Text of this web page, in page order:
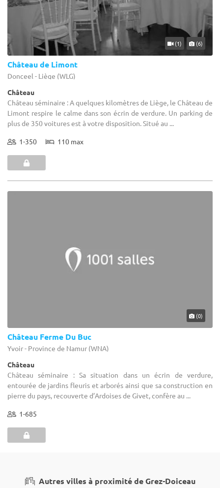
(1) (6)
Château de Limont
Donceel - Liège (WLG)
Château
Château séminaire : A quelques kilomètres de Liège, le Château de
Limont respire le calme dans son écrin de verdure. Un parking de
plus de 350 voitures est à votre disposition. Situé au ...
1-350 110 max
(0)
Château Ferme Du Buc
Yvoir - Province de Namur (WNA)
Château
Château séminaire : Sa situation dans un écrin de verdure,
entourée de jardins fleuris et arborés ainsi que sa construction en
pierre du pays, recouverte d’Ardoises de Givet, confère au ...
1-685
Autres villes à proximité de Grez-Doiceau